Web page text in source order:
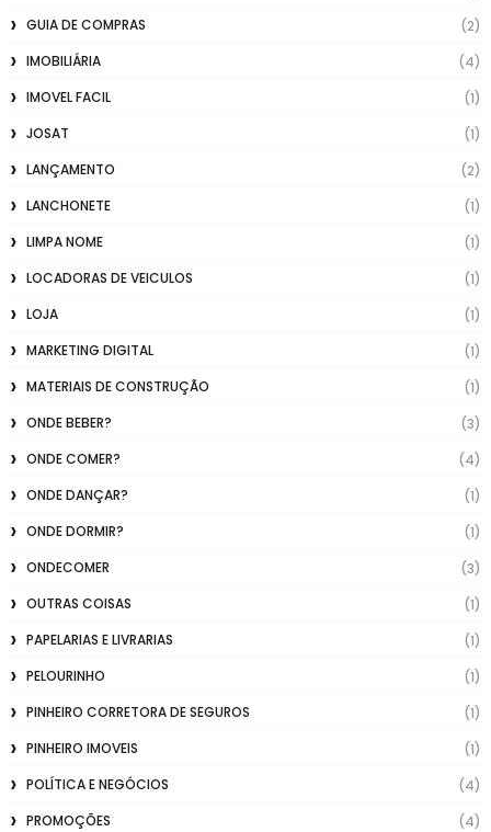
GUIA DE COMPRAS
(2)
IMOBILIÁRIA
(4)
IMOVEL FACIL
(1)
JOSAT
(1)
LANÇAMENTO
(2)
LANCHONETE
(1)
LIMPA NOME
(1)
LOCADORAS DE VEICULOS
(1)
LOJA
(1)
MARKETING DIGITAL
(1)
MATERIAIS DE CONSTRUÇÃO
(1)
ONDE BEBER?
(3)
ONDE COMER?
(4)
ONDE DANÇAR?
(1)
ONDE DORMIR?
(1)
ONDECOMER
(3)
OUTRAS COISAS
(1)
PAPELARIAS E LIVRARIAS
(1)
PELOURINHO
(1)
PINHEIRO CORRETORA DE SEGUROS
(1)
PINHEIRO IMOVEIS
(1)
POLÍTICA E NEGÓCIOS
(4)
PROMOÇÕES
(4)